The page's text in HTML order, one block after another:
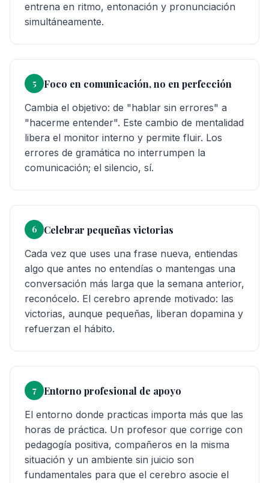
entrena en ritmo, entonación y pronunciación
simultáneamente.
5 Foco en comunicación, no en perfección
Cambia el objetivo: de "hablar sin errores" a
"hacerme entender". Este cambio de mentalidad
libera el monitor interno y permite fluir. Los
errores de gramática no interrumpen la
comunicación; el silencio, sí.
6 Celebrar pequeñas victorias
Cada vez que uses una frase nueva, entiendas
algo que antes no entendías o mantengas una
conversación más larga que la semana anterior,
reconócelo. El cerebro aprende motivado: las
victorias, aunque pequeñas, liberan dopamina y
refuerzan el hábito.
7 Entorno profesional de apoyo
El entorno donde practicas importa más que las
horas de práctica. Un profesor que corrige con
pedagogía positiva, compañeros en la misma
situación y un ambiente sin juicio son
fundamentales para que el cerebro asocie el